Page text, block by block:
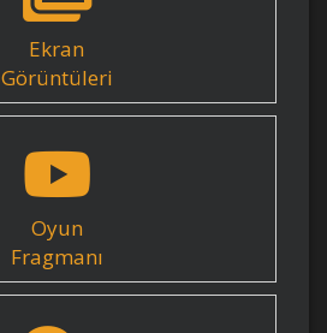
Ekran
Görüntüleri
Oyun
Fragmanı